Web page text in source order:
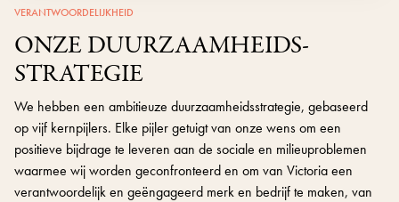
VERANTWOORDELIJKHEID
ONZE DUURZAAMHEIDS­
STRATEGIE
We hebben een ambitieuze duurzaamheidsstrategie, gebaseerd
op vijf kernpijlers. Elke pijler getuigt van onze wens om een ​​
positieve bijdrage te leveren aan de sociale en milieuproblemen
waarmee wij worden geconfronteerd en om van Victoria een
verantwoordelijk en geëngageerd merk en bedrijf te maken, van